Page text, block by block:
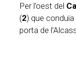
Per l’oest del
(2) que conduïa
porta de